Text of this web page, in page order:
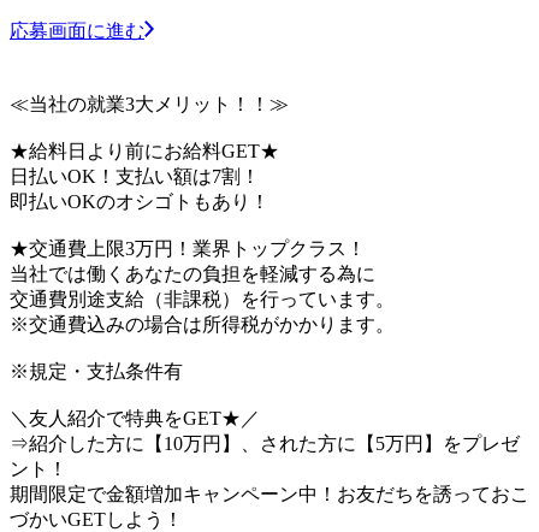
応募画面に進む
≪当社の就業3大メリット！！≫
★給料日より前にお給料GET★
日払いOK！支払い額は7割！
即払いOKのオシゴトもあり！
★交通費上限3万円！業界トップクラス！
当社では働くあなたの負担を軽減する為に
交通費別途支給（非課税）を行っています。
※交通費込みの場合は所得税がかかります。
※規定・支払条件有
＼友人紹介で特典をGET★／
⇒紹介した方に【10万円】、された方に【5万円】をプレゼ
ント！
期間限定で金額増加キャンペーン中！お友だちを誘っておこ
づかいGETしよう！